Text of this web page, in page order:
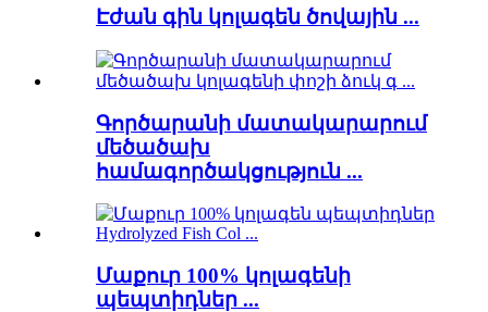
Էժան գին կոլագեն ծովային ...
Գործարանի մատակարարում
մեծածախ
համագործակցություն ...
Մաքուր 100% կոլագենի
պեպտիդներ ...